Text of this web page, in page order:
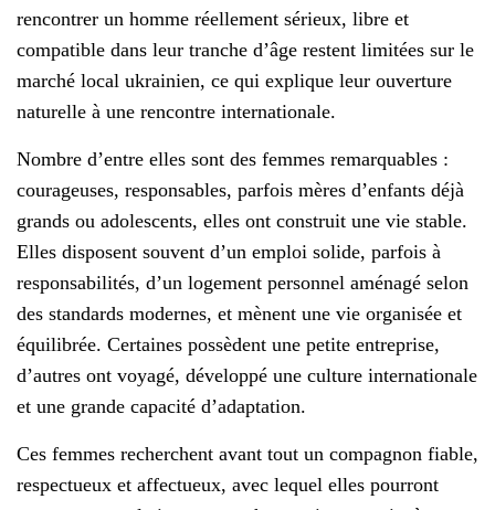
rencontrer un homme réellement sérieux, libre et
compatible dans leur tranche d’âge restent limitées sur le
marché local ukrainien, ce qui explique leur ouverture
naturelle à une rencontre internationale.
Nombre d’entre elles sont des femmes remarquables :
courageuses, responsables, parfois mères d’enfants déjà
grands ou adolescents, elles ont construit une vie stable.
Elles disposent souvent d’un emploi solide, parfois à
responsabilités, d’un logement personnel aménagé selon
des standards modernes, et mènent une vie organisée et
équilibrée. Certaines possèdent une petite entreprise,
d’autres ont voyagé, développé une culture internationale
et une grande capacité d’adaptation.
Ces femmes recherchent avant tout un compagnon fiable,
respectueux et affectueux, avec lequel elles pourront